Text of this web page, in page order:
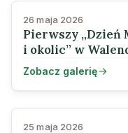
26 maja 2026
Pierwszy „Dzień
i okolic” w
Zobacz galerię
25 maja 2026